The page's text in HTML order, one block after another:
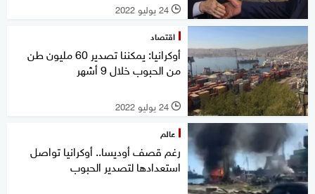
l 24 يوليو 2022
اقتصاد
أوكرانيا: يمكننا تصدير 60 مليون طن
من الحبوب خلال 9 أشهر
l 24 يوليو 2022
عالم
رغم قصف أوديسا.. أوكرانيا تواصل
استعدادها لتصدير الحبوب